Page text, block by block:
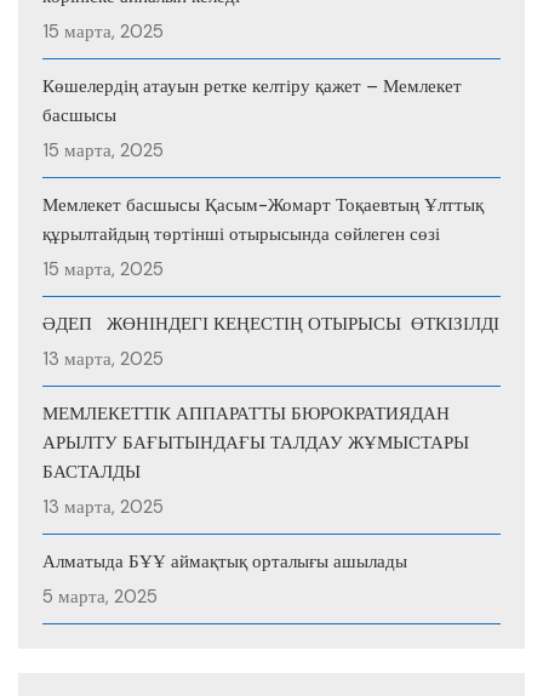
15 марта, 2025
Көшелердің атауын ретке келтіру қажет – Мемлекет
басшысы
15 марта, 2025
Мемлекет басшысы Қасым-Жомарт Тоқаевтың Ұлттық
құрылтайдың төртінші отырысында сөйлеген сөзі
15 марта, 2025
ӘДЕП ЖӨНІНДЕГІ КЕҢЕСТІҢ ОТЫРЫСЫ ӨТКІЗІЛДІ
13 марта, 2025
МЕМЛЕКЕТТІК АППАРАТТЫ БЮРОКРАТИЯДАН
АРЫЛТУ БАҒЫТЫНДАҒЫ ТАЛДАУ ЖҰМЫСТАРЫ
БАСТАЛДЫ
13 марта, 2025
Алматыда БҰҰ аймақтық орталығы ашылады
5 марта, 2025